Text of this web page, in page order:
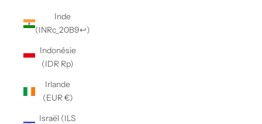
Inde
(INRc_20B9↩)
Indonésie
(IDR Rp)
Irlande
(EUR €)
Israël (ILS